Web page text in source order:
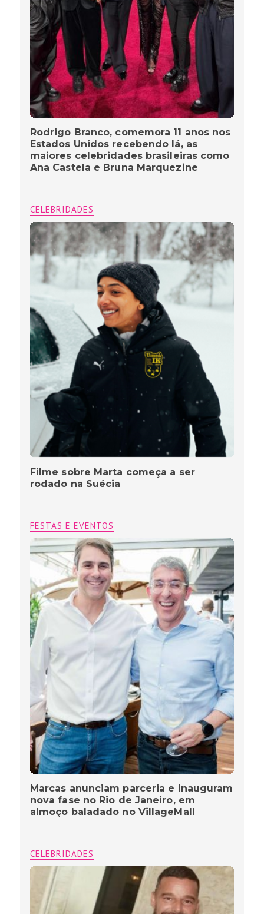
Rodrigo Branco, comemora 11 anos nos
Estados Unidos recebendo lá, as
maiores celebridades brasileiras como
Ana Castela e Bruna Marquezine
CELEBRIDADES
Filme sobre Marta começa a ser
rodado na Suécia
FESTAS E EVENTOS
Marcas anunciam parceria e inauguram
nova fase no Rio de Janeiro, em
almoço baladado no VillageMall
CELEBRIDADES